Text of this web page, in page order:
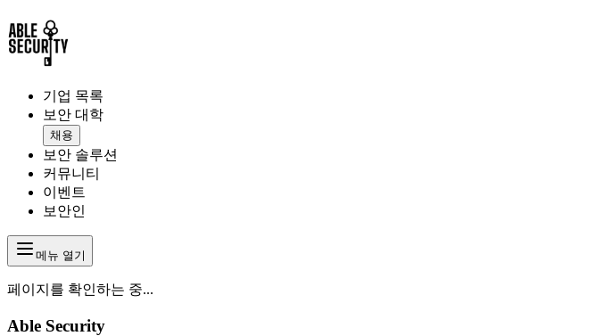
기업 목록
보안 대학
채용
보안 솔루션
커뮤니티
이벤트
보안인
메뉴 열기
페이지를 확인하는 중...
Able Security